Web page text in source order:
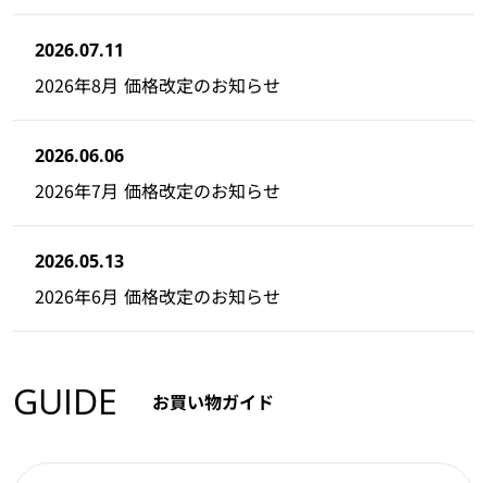
2026.07.11
2026年8月 価格改定のお知らせ
2026.06.06
2026年7月 価格改定のお知らせ
2026.05.13
2026年6月 価格改定のお知らせ
GUIDE お買い物ガイド